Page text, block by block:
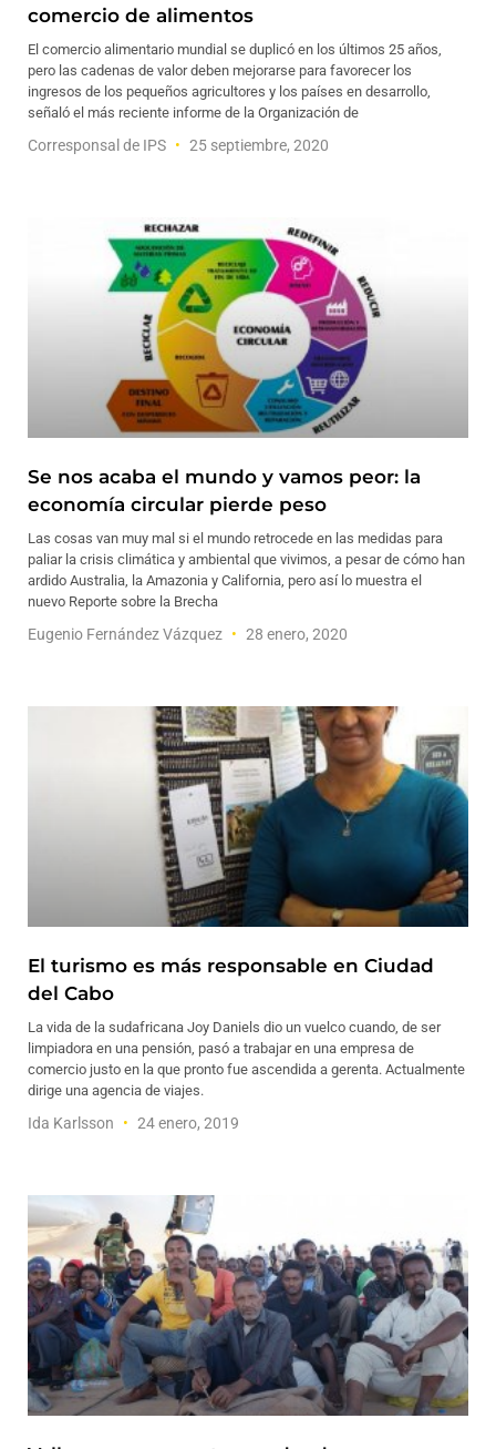
comercio de alimentos
El comercio alimentario mundial se duplicó en los últimos 25 años,
pero las cadenas de valor deben mejorarse para favorecer los
ingresos de los pequeños agricultores y los países en desarrollo,
señaló el más reciente informe de la Organización de
Corresponsal de IPS 25 septiembre, 2020
Se nos acaba el mundo y vamos peor: la
economía circular pierde peso
Las cosas van muy mal si el mundo retrocede en las medidas para
paliar la crisis climática y ambiental que vivimos, a pesar de cómo han
ardido Australia, la Amazonia y California, pero así lo muestra el
nuevo Reporte sobre la Brecha
Eugenio Fernández Vázquez 28 enero, 2020
El turismo es más responsable en Ciudad
del Cabo
La vida de la sudafricana Joy Daniels dio un vuelco cuando, de ser
limpiadora en una pensión, pasó a trabajar en una empresa de
comercio justo en la que pronto fue ascendida a gerenta. Actualmente
dirige una agencia de viajes.
Ida Karlsson 24 enero, 2019